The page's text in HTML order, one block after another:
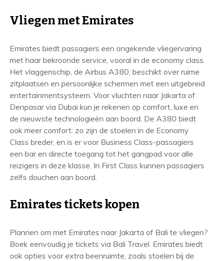
Vliegen met Emirates
Emirates biedt passagiers een ongekende vliegervaring
met haar bekroonde service, vooral in de economy class.
Het vlaggenschip, de Airbus A380, beschikt over ruime
zitplaatsen en persoonlijke schermen met een uitgebreid
entertainmentsysteem. Voor vluchten naar Jakarta of
Denpasar via Dubai kun je rekenen op comfort, luxe en
de nieuwste technologieën aan boord. De A380 biedt
ook meer comfort: zo zijn de stoelen in de Economy
Class breder, en is er voor Business Class-passagiers
een bar en directe toegang tot het gangpad voor alle
reizigers in deze klasse. In First Class kunnen passagiers
zelfs douchen aan boord.
Emirates tickets kopen
Plannen om met Emirates naar Jakarta of Bali te vliegen?
Boek eenvoudig je tickets via Bali Travel. Emirates biedt
ook opties voor extra beenruimte, zoals stoelen bij de